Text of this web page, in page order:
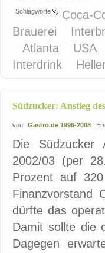
Schlagworte Coca-
Brauerei
Atlanta
USA
Interdrink
Südzucker: Anstieg
von Gastro.de 1996-2008
Die Südzucker
2002/03 (per
Prozent auf
Finanzvorstand
dürfte das
Damit sollte die
Dagegen